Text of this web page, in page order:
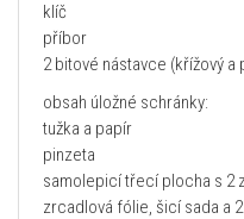
klíč
příbor
2 bitové nástavce (křížový a
obsah úložné schránky:
tužka a papír
pinzeta
samolepicí třecí plocha s 2
zrcadlová fólie, šicí sada a